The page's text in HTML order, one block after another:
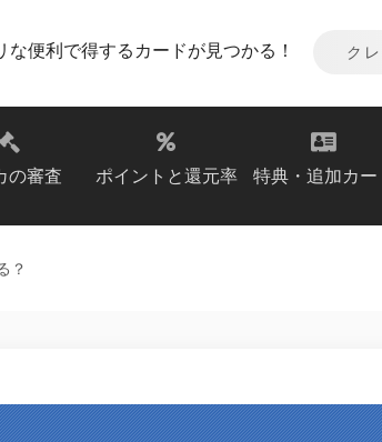
便利で得するカードが見つかる！
の審査 ポイントと還元率 特典・追加カー
？